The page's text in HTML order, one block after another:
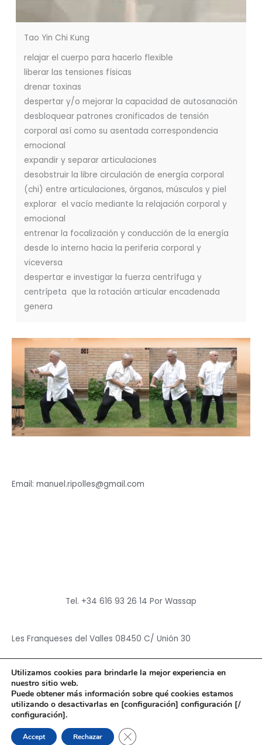
Tao Yin Chi Kung
relajar el cuerpo para hacerlo flexible
liberar las tensiones físicas
drenar toxinas
despertar y/o mejorar la capacidad de autosanación
desbloquear patrones cronificados de tensión
corporal así como su asentada correspondencia
emocional
expandir y separar articulaciones
desobstruir la libre circulación de energía corporal
(chi) entre articulaciones, órganos, músculos y piel
explorar el vacío mediante la relajación corporal y
emocional
entrenar la focalización y conducción de la energía
desde lo interno hacia la periferia corporal y
viceversa
despertar e investigar la fuerza centrífuga y
centrípeta que la rotación articular encadenada
genera
Email: manuel.ripolles@gmail.com
Tel. +34 616 93 26 14 Por Wassap
Les Franqueses del Valles 08450 C/ Unión 30
Copyright © 2026Hun Yuan Chen
Powered byHun Yuan Chen
Utilizamos cookies para brindarle la mejor experiencia en
nuestro sitio web.
Puede obtener más información sobre qué cookies estamos
utilizando o desactivarlas en [configuración] configuración [/
configuración].
Accept Rechazar CERRAR EL BANNER DE